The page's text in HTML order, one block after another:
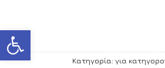
Ανοίξτε τη γραμμή εργαλείων
Κατηγορία: για